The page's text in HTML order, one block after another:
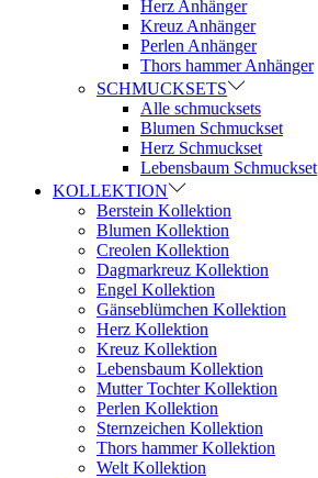
Herz Anhänger
Kreuz Anhänger
Perlen Anhänger
Thors hammer Anhänger
SCHMUCKSETS
Alle schmucksets
Blumen Schmuckset
Herz Schmuckset
Lebensbaum Schmuckset
KOLLEKTION
Berstein Kollektion
Blumen Kollektion
Creolen Kollektion
Dagmarkreuz Kollektion
Engel Kollektion
Gänseblümchen Kollektion
Herz Kollektion
Kreuz Kollektion
Lebensbaum Kollektion
Mutter Tochter Kollektion
Perlen Kollektion
Sternzeichen Kollektion
Thors hammer Kollektion
Welt Kollektion